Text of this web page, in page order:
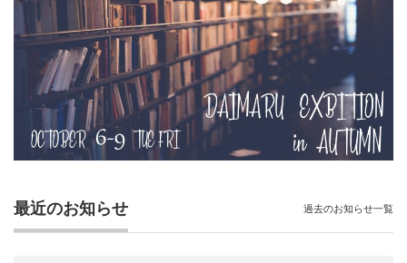
最近のお知らせ 過去のお知らせ一覧